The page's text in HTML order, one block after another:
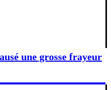
une grosse frayeur